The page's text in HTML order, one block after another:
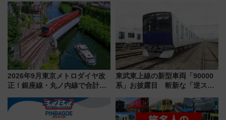
年祭にそうにゃん＆DB.スター
マンが登場
2026年9月東京メトロダイヤ改
正！銀座線・丸ノ内線で合計
待
東武東上線の新型車両「90000
系」お披露目 斬新な「逆スラ
放的な車内空間に注目、デビュ
ーは9月